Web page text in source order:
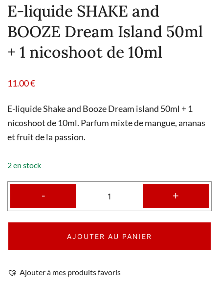
E-liquide SHAKE and
BOOZE Dream Island 50ml
+ 1 nicoshoot de 10ml
11.00€
E-liquide Shake and Booze Dream island 50ml + 1
nicoshoot de 10ml. Parfum mixte de mangue, ananas
et fruit de la passion.
2 en stock
- +
AJOUTER AU PANIER
Ajouter à mes produits favoris